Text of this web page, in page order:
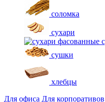
соломка
сухари
сушки
хлебцы
Для офиса Для